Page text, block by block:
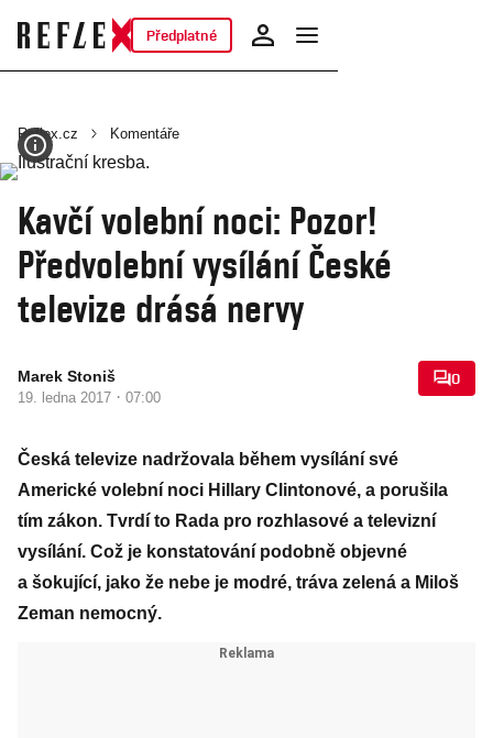
Předplatné
Reflex.cz Komentáře
Kavčí volební noci: Pozor!
Předvolební vysílání České
televize drásá nervy
Marek Stoniš
19. ledna 2017 · 07:00
0
Česká televize nadržovala během vysílání své
Americké volební noci Hillary Clintonové, a porušila
tím zákon. Tvrdí to Rada pro rozhlasové a televizní
vysílání. Což je konstatování podobně objevné
a šokující, jako že nebe je modré, tráva zelená a Miloš
Zeman nemocný.